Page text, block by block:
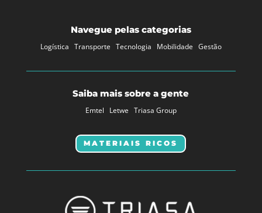
Navegue pelas categorias
Logística Transporte Tecnologia Mobilidade Gestão
Saiba mais sobre a gente
Emtel Letwe Triasa Group
MATERIAIS RICOS